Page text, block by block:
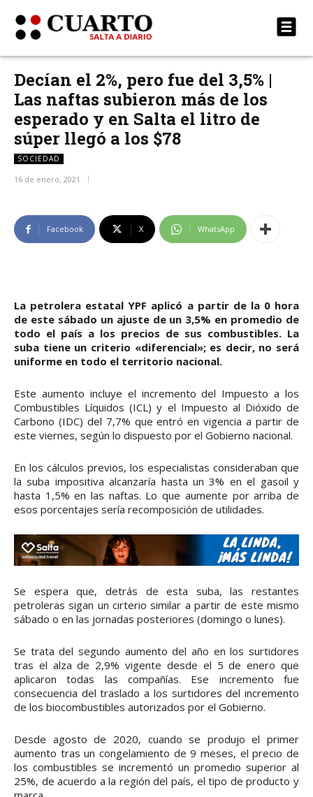
Decían el 2%, pero fue del 3,5% |
Las naftas subieron más de los
esperado y en Salta el litro de
súper llegó a los $78
SOCIEDAD
16 de enero, 2021
Facebook X WhatsApp
La petrolera estatal YPF aplicó a partir de la 0 hora
de este sábado un ajuste de un 3,5% en promedio de
todo el país a los precios de sus combustibles. La
suba tiene un criterio «diferencial»; es decir, no será
uniforme en todo el territorio nacional.
Este aumento incluye el incremento del Impuesto a los
Combustibles Líquidos (ICL) y el Impuesto al Dióxido de
Carbono (IDC) del 7,7% que entró en vigencia a partir de
este viernes, según lo dispuesto por el Gobierno nacional.
En los cálculos previos, los especialistas consideraban que
la suba impositiva alcanzaría hasta un 3% en el gasoil y
hasta 1,5% en las naftas. Lo que aumente por arriba de
esos porcentajes sería recomposición de utilidades.
Se espera que, detrás de esta suba, las restantes
petroleras sigan un cirterio similar a partir de este mismo
sábado o en las jornadas posteriores (domingo o lunes).
Se trata del segundo aumento del año en los surtidores
tras el alza de 2,9% vigente desde el 5 de enero que
aplicaron todas las compañías. Ese incremento fue
consecuencia del traslado a los surtidores del incremento
de los biocombustibles autorizados por el Gobierno.
Desde agosto de 2020, cuando se produjo el primer
aumento tras un congelamiento de 9 meses, el precio de
los combustibles se incrementó un promedio superior al
25%, de acuerdo a la región del país, el tipo de producto y